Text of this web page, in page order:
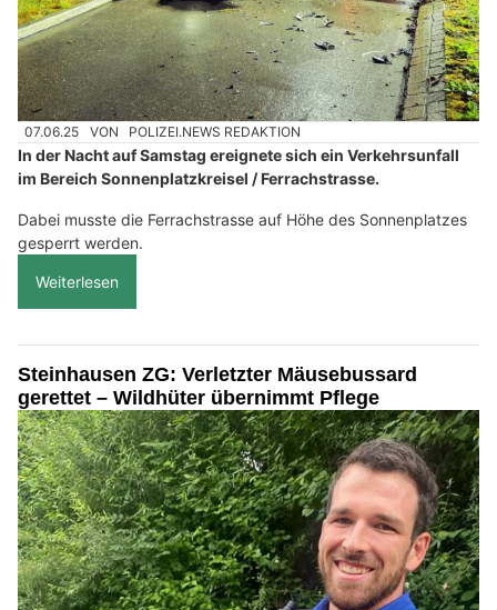
07.06.25 VON POLIZEI.NEWS REDAKTION
In der Nacht auf Samstag ereignete sich ein Verkehrsunfall
im Bereich Sonnenplatzkreisel / Ferrachstrasse.
Dabei musste die Ferrachstrasse auf Höhe des Sonnenplatzes
gesperrt werden.
Weiterlesen
Steinhausen ZG: Verletzter Mäusebussard
gerettet – Wildhüter übernimmt Pflege